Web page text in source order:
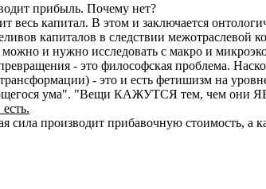
прибыль. Почему нет?
весь капитал. В этом и заключается
капиталов в следствии межотраслевой
и нужно исследовать с макро и
- это философская проблема.
- это и есть фетишизм на
ума". "Вещи КАЖУТСЯ тем, чем они
производит прибавочную стоимость, а